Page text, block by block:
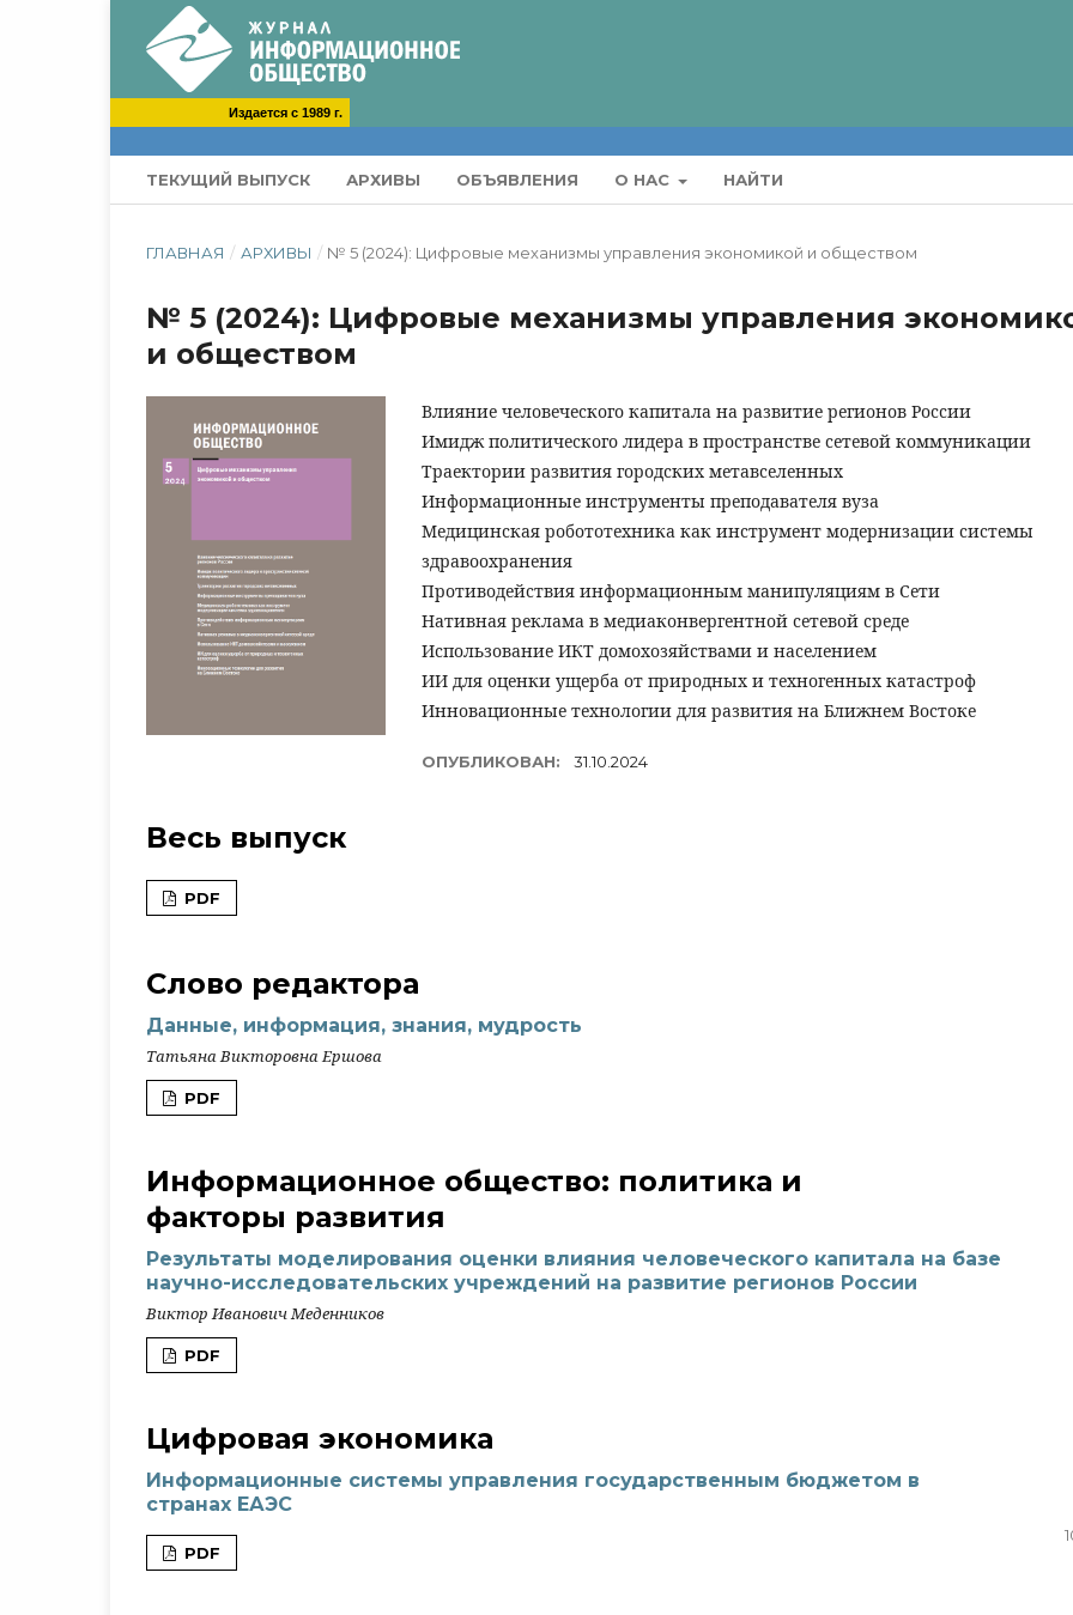
Издается с 1989 г.
ТЕКУЩИЙ ВЫПУСК АРХИВЫ ОБЪЯВЛЕНИЯ О НАС НАЙТИ
ГЛАВНАЯ / АРХИВЫ / № 5 (2024): Цифровые механизмы управления экономикой и обществом
№ 5 (2024): Цифровые механизмы управления
и обществом
Влияние человеческого капитала на развитие регионов России
Имидж политического лидера в пространстве сетевой коммуникации
Траектории развития городских метавселенных
Информационные инструменты преподавателя вуза
Медицинская робототехника как инструмент модернизации системы
здравоохранения
Противодействия информационным манипуляциям в Сети
Нативная реклама в медиаконвергентной сетевой среде
Использование ИКТ домохозяйствами и населением
ИИ для оценки ущерба от природных и техногенных катастроф
Инновационные технологии для развития на Ближнем Востоке
ОПУБЛИКОВАН: 31.10.2024
Весь выпуск
PDF
Слово редактора
Данные, информация, знания, мудрость
Татьяна Викторовна Ершова
PDF
Информационное общество: политика и
факторы развития
Результаты моделирования оценки влияния человеческого капитала на базе
научно-исследовательских учреждений на развитие регионов России
Виктор Иванович Меденников
PDF
Цифровая экономика
Информационные системы управления государственным бюджетом в
странах ЕАЭС
PDF